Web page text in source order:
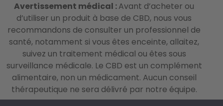
Avertissement médical :Avant d’acheter ou
d’utiliser un produit à base de CBD, nous vous
recommandons de consulter un professionnel de
santé, notamment si vous êtes enceinte, allaitez,
suivez un traitement médical ou êtes sous
surveillance médicale. Le CBD est un complément
alimentaire, non un médicament. Aucun conseil
thérapeutique ne sera délivré par notre équipe.